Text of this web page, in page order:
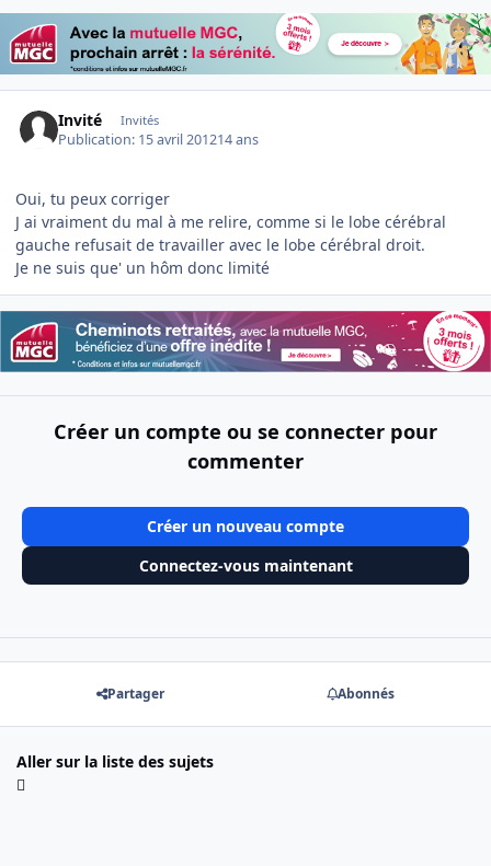
Invité Invités
Publication: 15 avril 201214 ans
Oui, tu peux corriger
J ai vraiment du mal à me relire, comme si le lobe cérébral
gauche refusait de travailler avec le lobe cérébral droit.
Je ne suis que' un hôm donc limité
Créer un compte ou se connecter pour
commenter
Créer un nouveau compte
Connectez-vous maintenant
Partager Abonnés
Aller sur la liste des sujets